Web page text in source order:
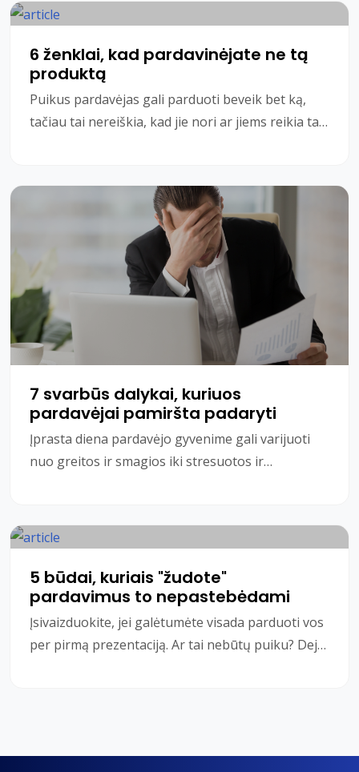
6 ženklai, kad pardavinėjate ne tą
produktą
Puikus pardavėjas gali parduoti beveik bet ką,
tačiau tai nereiškia, kad jie nori ar jiems reikia tai
7 svarbūs dalykai, kuriuos
pardavėjai pamiršta padaryti
Įprasta diena pardavėjo gyvenime gali varijuoti
nuo greitos ir smagios iki stresuotos ir
5 būdai, kuriais "žudote"
pardavimus to nepastebėdami
Įsivaizduokite, jei galėtumėte visada parduoti vos
per pirmą prezentaciją. Ar tai nebūtų puiku? Deja,